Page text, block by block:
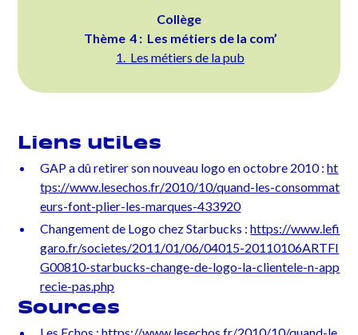
Collège
Thème 4 : Les métiers de la com’
1. Les métiers de la pub
Liens utiles
GAP a dû retirer son nouveau logo en octobre 2010 :ht
tps://www.lesechos.fr/2010/10/quand-les-consommat
eurs-font-plier-les-marques-433920
Changement de Logo chez Starbucks :https://www.lefi
garo.fr/societes/2011/01/06/04015-20110106ARTFI
G00810-starbucks-change-de-logo-la-clientele-n-app
recie-pas.php
Sources
Les Echos :https://www.lesechos.fr/2010/10/quand-le